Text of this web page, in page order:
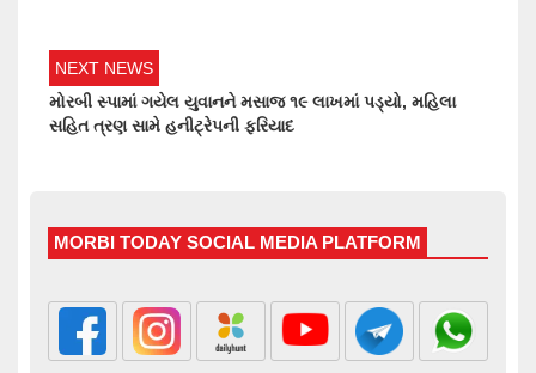
NEXT NEWS
મોરબી સ્પામાં ગયેલ યુવાનને મસાજ ૧૯ લાખમાં પડ્યો, મહિલા
સહિત ત્રણ સામે હનીટ્રેપની ફરિયાદ
MORBI TODAY SOCIAL MEDIA PLATFORM